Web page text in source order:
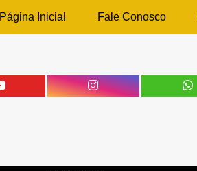
Página Inicial Fale Conosco